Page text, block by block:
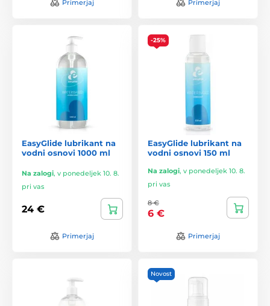
Primerjaj Primerjaj
EasyGlide lubrikant na
vodni osnovi 1000 ml
Na zalogi, v ponedeljek 10. 8.
pri vas
24 €
Primerjaj
-25%
EasyGlide lubrikant na
vodni osnovi 150 ml
Na zalogi, v ponedeljek 10. 8.
pri vas
8 €
6 €
Primerjaj
Novost